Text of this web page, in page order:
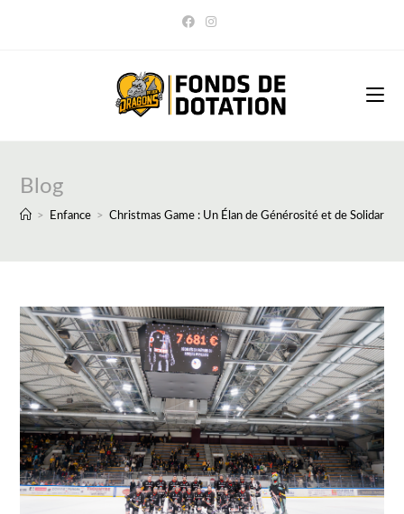
Blog
> Enfance > Christmas Game : Un Élan de Générosité et de Solidarité !